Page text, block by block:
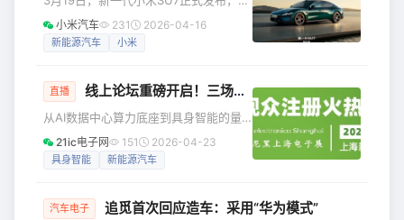
志着三星积极布局新兴产业，培育新质
生产力，深度扎根中国发展沃土。 作为
最早进入中国的外资企业之一，三星始
在华整体布局，顺
来该车型首次换代。自第一代小米SU7
两年前亮相以来，其设计收获了许多用
环的辨识度 在电动车设计日益同质化的
SU7独特的视觉符号，让这辆车在车流
中能被一眼认出。 “外饰看灯，内饰看
屏。”设计师阐释道，“灯是车辆最重要的
小米汽车 231 2026-04-16
新能源汽车 小米
直播 线上论坛重磅开启！三场硬核直播，抢先解锁2026行业风口
从AI数据中心算力底座到具身智能的量
产突围，再到智能新能源汽车的智能化
进阶，我们特邀行业领军企业，在5月提
您的技术赛道 本次系列线上技术论坛将
21ic电子网 151 2026-04-23
具身智能 新能源汽车
汽车电子 追觅首次回应造车：采用“华为模式”